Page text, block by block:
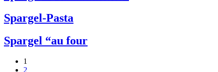
Spargel-Pasta
Spargel “au four
1
2